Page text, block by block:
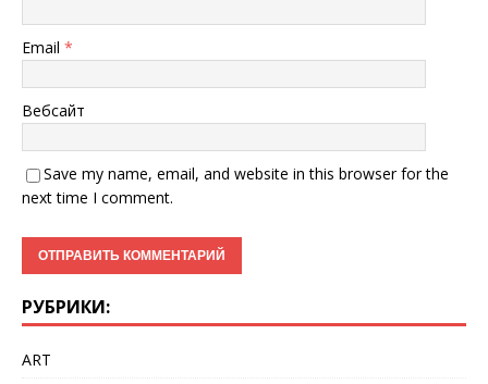
Email *
Вебсайт
Save my name, email, and website in this browser for the
next time I comment.
РУБРИКИ:
ART